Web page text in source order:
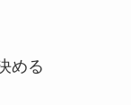
める